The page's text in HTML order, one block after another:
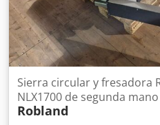
Sierra circular y fresadora
NLX1700 de segunda mano
Robland